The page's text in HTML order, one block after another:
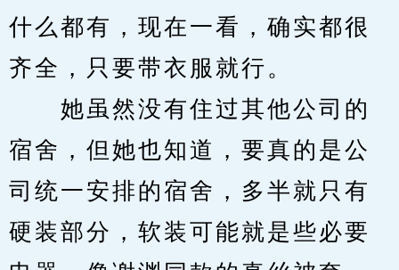
什么都有，现在一看，确实都很
齐全，只要带衣服就行。
她虽然没有住过其他公司的
宿舍，但她也知道，要真的是公
司统一安排的宿舍，多半就只有
硬装部分，软装可能就是些必要